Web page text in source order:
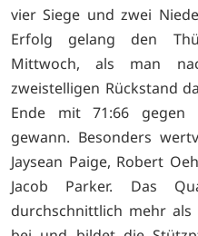
vier Siege und zwei
Erfolg gelang den
Mittwoch, als man
zweistelligen Rückstand
Ende mit 71:66 gegen
gewann. Besonders
Jaysean Paige, Robert
Jacob Parker. Das
durchschnittlich mehr